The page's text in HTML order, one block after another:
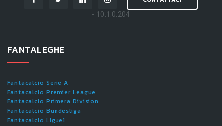
- 10.1.0.204
FANTALEGHE
Fantacalcio Serie A
Fantacalcio Premier League
Fantacalcio Primera Division
Fantacalcio Bundesliga
Fantacalcio Ligue1